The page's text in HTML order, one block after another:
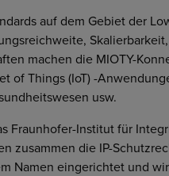
auf dem Gebiet der
machen die MIOTY-
of Things (IoT) -
usw.
Fraunhofer-Institut für
zusammen die IP-
Namen eingerichtet und